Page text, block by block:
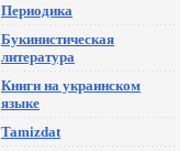
Периодика
Букинистическая
литература
Книги на украинском
языке
Tamizdat